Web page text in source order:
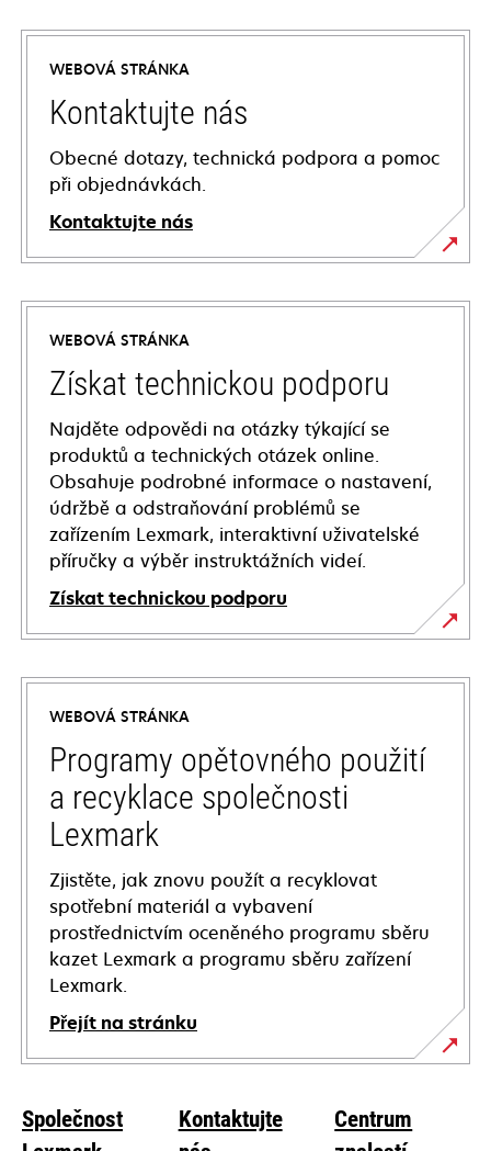
WEBOVÁ STRÁNKA
Kontaktujte nás
Obecné dotazy, technická podpora a pomoc
při objednávkách.
Kontaktujte nás
WEBOVÁ STRÁNKA
Získat technickou podporu
Najděte odpovědi na otázky týkající se
produktů a technických otázek online.
Obsahuje podrobné informace o nastavení,
údržbě a odstraňování problémů se
zařízením Lexmark, interaktivní uživatelské
příručky a výběr instruktážních videí.
Získat technickou podporu
opens
in
new
tab
WEBOVÁ STRÁNKA
Programy opětovného použití
a recyklace společnosti
Lexmark
Zjistěte, jak znovu použít a recyklovat
spotřební materiál a vybavení
prostřednictvím oceněného programu sběru
kazet Lexmark a programu sběru zařízení
Lexmark.
Přejít na stránku
Společnost
Kontaktujte
Centrum